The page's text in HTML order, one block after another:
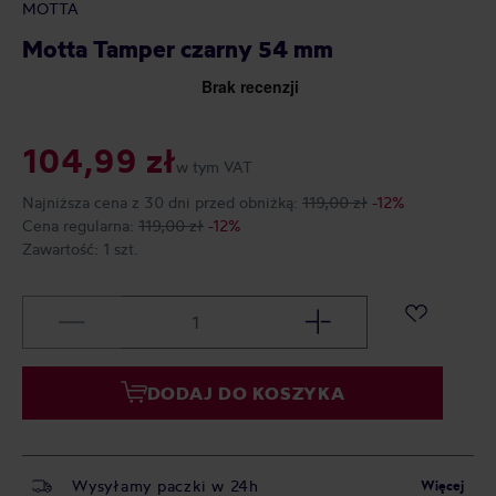
MOTTA
Motta Tamper czarny 54 mm
104,99 złw tym VAT
Najniższa cena z 30 dni przed obniżką: 119,00 zł -12%
Cena regularna: 119,00 zł -12%
Zawartość: 1 szt.
DODAJ DO KOSZYKA
Wysyłamy paczki w 24h Więcej